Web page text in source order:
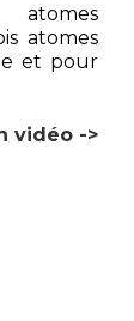
atomes
atomes
et pour
vidéo ->